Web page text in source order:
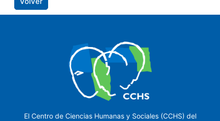
El Centro de Ciencias Humanas y Sociales (CCHS) del